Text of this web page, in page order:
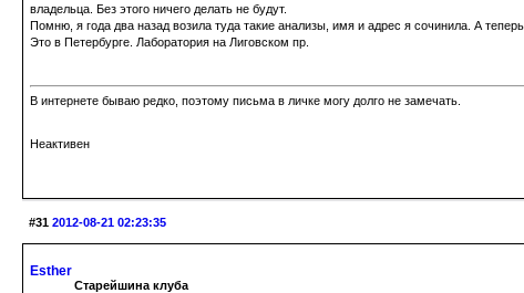
владельца. Без этого ничего делать не будут.
Помню, я года два назад возила туда такие анализы, имя и адрес я сочинила. А теперь
Это в Петербурге. Лаборатория на Лиговском пр.
В интернете бываю редко, поэтому письма в личке могу долго не замечать.
Неактивен
#31 2012-08-21 02:23:35
Esther
Старейшина клуба